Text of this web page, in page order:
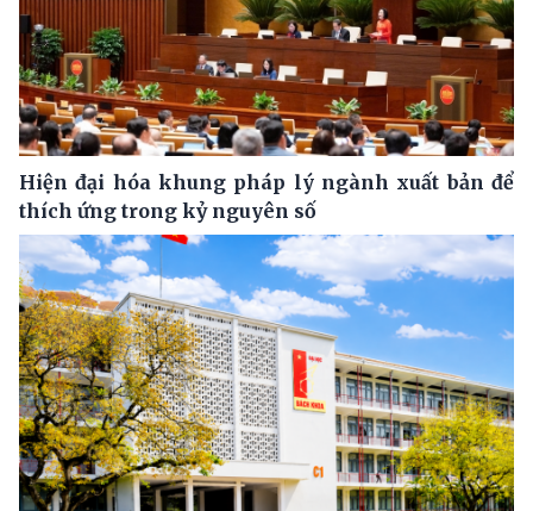
Hiện đại hóa khung pháp lý ngành xuất bản để
thích ứng trong kỷ nguyên số